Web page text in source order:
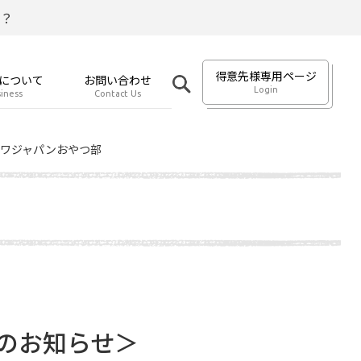
ついて お問い合わせ
Contact Us
得意先様専用ページ
Login
ジャパンおやつ部
お知らせ＞